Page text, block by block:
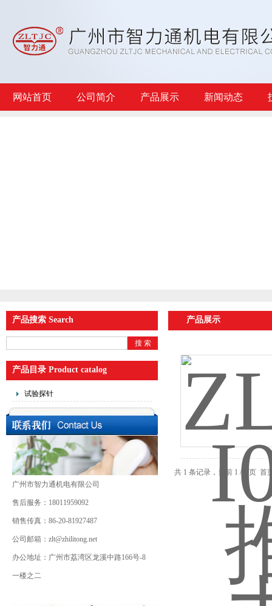
网站首页 公司简介 产品展示 新闻动态
产品搜索 Search
产品目录 Product catalog
试验探针
广州市智力通机电有限公司
售后服务：18011959092
销售传真：86-20-81927487
公司邮箱：zlt@zhilitong.net
办公地址：广州市荔湾区龙溪中路166号-8
一楼之二
产品展示
共 1 条记录，当前 1 / 1 页